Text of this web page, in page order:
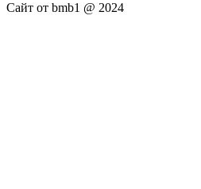
Сайт от bmb1 @ 2024